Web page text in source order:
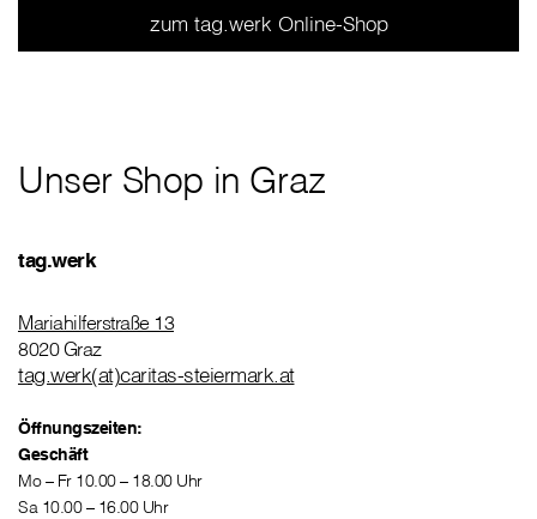
zum tag.werk Online-Shop
Unser Shop in Graz
tag.werk
Mariahilferstraße 13
8020 Graz
tag.werk(at)caritas-steiermark.at
Öffnungszeiten:
Geschäft
Mo – Fr 10.00 – 18.00 Uhr
Sa 10.00 – 16.00 Uhr